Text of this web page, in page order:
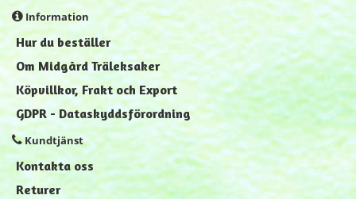
Information
Hur du beställer
Om Midgård Träleksaker
Köpvillkor, Frakt och Export
GDPR - Dataskyddsförordning
Kundtjänst
Kontakta oss
Returer